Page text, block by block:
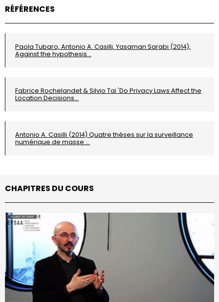
RÉFÉRENCES
Paola Tubaro, Antonio A. Casilli, Yasaman Sarabi (2014),
Against the hypothesis…
Fabrice Rochelandet & Silvio Tai 'Do Privacy Laws Affect the
Location Decisions…
Antonio A. Casilli (2014) Quatre thèses sur la surveillance
numérique de masse …
CHAPITRES DU COURS